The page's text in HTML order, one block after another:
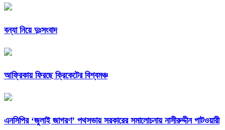
বন্যা নিয়ে দুঃসংবাদ
আফ্রিকায় ফিরছে ক্রিকেটের বিশ্বমঞ্চ
এনসিপির ‘জুলাই জাগরণ’ পথসভায় সরকারের সমালোচনায় নাসীরুদ্দীন পাটওয়ারী